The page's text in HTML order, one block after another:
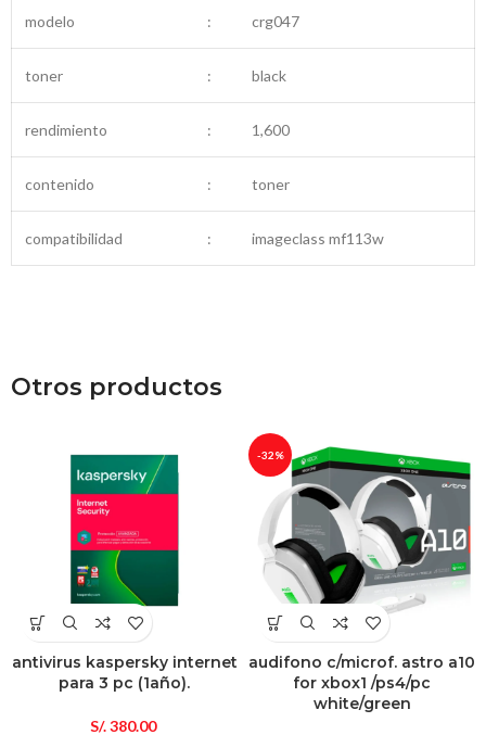
modelo : crg047
toner : black
rendimiento : 1,600
contenido : toner
compatibilidad : imageclass mf113w
Otros productos
antivirus kaspersky internet
para 3 pc (1año).
S/.380.00
-32%
audifono c/microf. astro a10
for xbox1 /ps4/pc
white/green